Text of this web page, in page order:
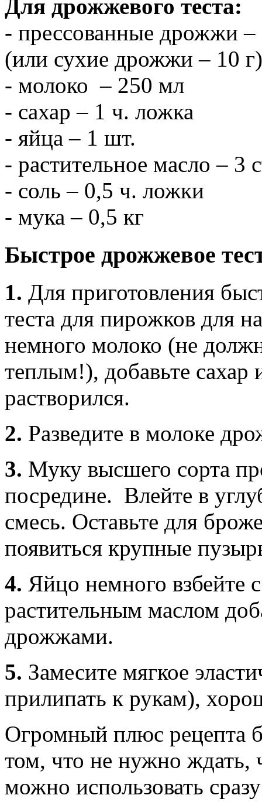
Для дрожжевого теста:
- прессованные дрожжи –
(или сухие дрожжи – 10 г)
- молоко – 250 мл
- сахар – 1 ч. ложка
- яйца – 1 шт.
- растительное масло – 3
- соль – 0,5 ч. ложки
- мука – 0,5 кг
Быстрое дрожжевое
1. Для приготовления
теста для пирожков для
немного молоко (не
теплым!), добавьте
растворился.
2. Разведите в молоке
3. Муку высшего сорта
посредине. Влейте в
смесь. Оставьте для
появиться крупные
4. Яйцо немного взбейте
растительным маслом
дрожжами.
5. Замесите мягкое
прилипать к рукам),
Огромный плюс рецепта
том, что не нужно ждать,
можно использовать